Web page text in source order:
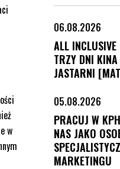
w
06.08.2026
ALL
TRZY DNI
JASTARNI
05.08.2026
PRACUJ W
NAS JAKO
MARKETINGU